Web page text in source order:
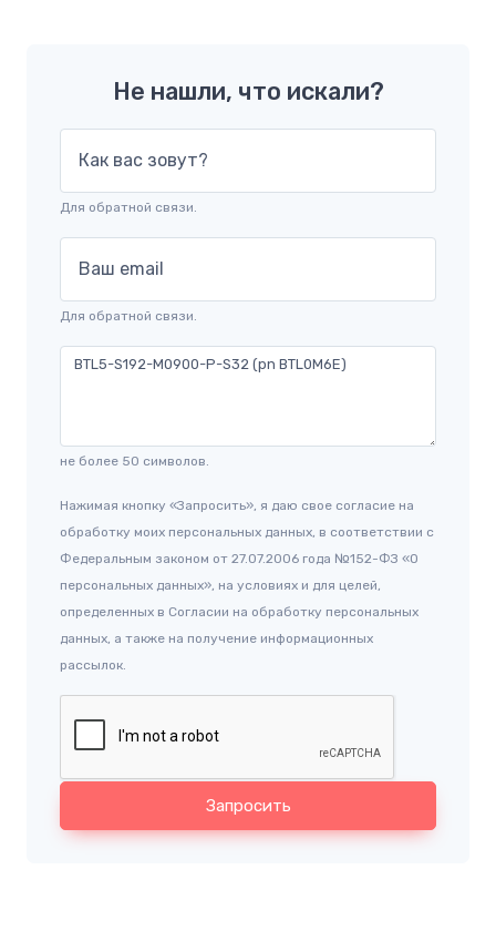
Не нашли, что искали?
Как вас зовут?
Для обратной связи.
Ваш email
Для обратной связи.
не более 50 символов.
Нажимая кнопку «Запросить», я даю свое согласие на
обработку моих персональных данных, в соответствии с
Федеральным законом от 27.07.2006 года №152-ФЗ «О
персональных данных», на условиях и для целей,
определенных в Согласии на обработку персональных
данных, а также на получение информационных
рассылок.
Запросить